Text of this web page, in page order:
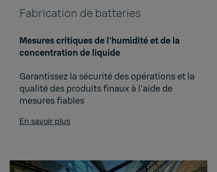
Fabrication de batteries
Mesures critiques de l'humidité et de la
concentration de liquide
Garantissez la sécurité des opérations et la
qualité des produits finaux à l'aide de
mesures fiables
En savoir plus